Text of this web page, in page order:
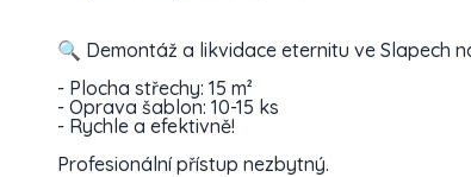
🔍 Demontáž a likvidace eternitu ve Slapech
- Plocha střechy: 15 m²
- Oprava šablon: 10-15 ks
- Rychle a efektivně!
Profesionální přístup nezbytný.